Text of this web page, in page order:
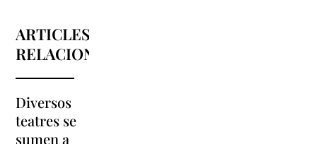
ARTICLES
RELACIONATS
Diversos
teatres se
sumen a